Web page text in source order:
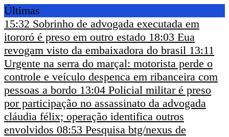
Últimas
15:32 Sobrinho de advogada executada em
itororó é preso em outro estado 18:03 Eua
revogam visto da embaixadora do brasil 13:11
Urgente na serra do marçal: motorista perde o
controle e veículo despenca em ribanceira com
pessoas a bordo 13:04 Policial militar é preso
por participação no assassinato da advogada
cláudia félix; operação identifica outros
envolvidos 08:53 Pesquisa btg/nexus de